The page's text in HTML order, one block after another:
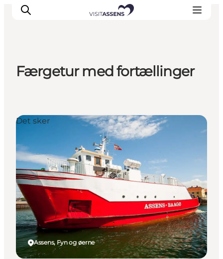
Spis & drik
Det sker
Færgetur med fortællinger
Assens, Fyn og øerne
Det sker